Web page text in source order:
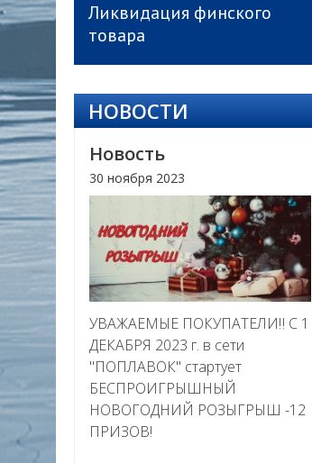
Ликвидация финского
товара
НОВОСТИ
Новость
30 ноября 2023
УВАЖАЕМЫЕ ПОКУПАТЕЛИ‼ С 1
ДЕКАБРЯ 2023 г. в сети
"ПОПЛАВОК" стартует
БЕСПРОИГРЫШНЫЙ
НОВОГОДНИЙ РОЗЫГРЫШ -12
ПРИЗОВ!